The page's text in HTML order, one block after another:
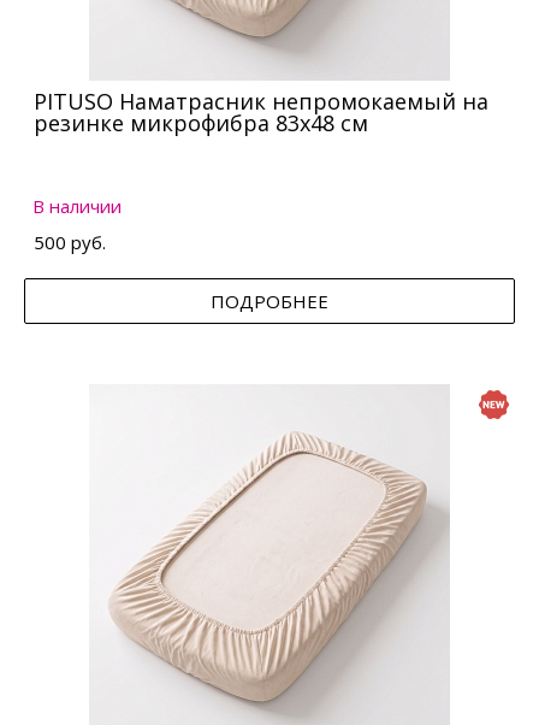
PITUSO Наматрасник непромокаемый на
резинке микрофибра 83х48 см
В наличии
500 руб.
ПОДРОБНЕЕ